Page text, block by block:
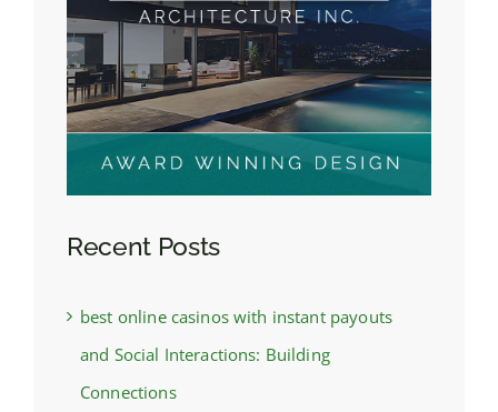
Recent Posts
best online casinos with instant payouts
and Social Interactions: Building
Connections